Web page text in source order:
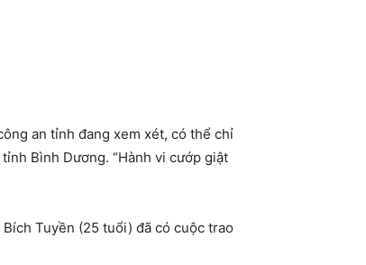
an tỉnh đang xem xét, có thể chỉ
Bình Dương. “Hành vi cướp giật
Tuyền (25 tuổi) đã có cuộc trao